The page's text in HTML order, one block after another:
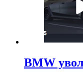
BMW